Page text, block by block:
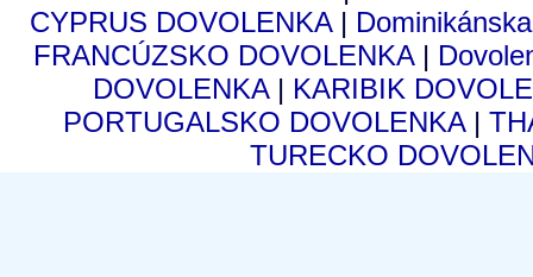
CYPRUS DOVOLENKA |
FRANCÚZSKO DOVOLENKA |
DOVOLENKA | KARIBIK
PORTUGALSKO DOVOLENKA |
TURECKO